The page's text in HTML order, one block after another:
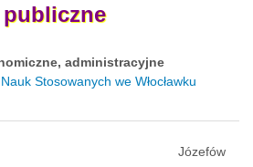
publiczne
administracyjne
Stosowanych we Włocławku
Józefów